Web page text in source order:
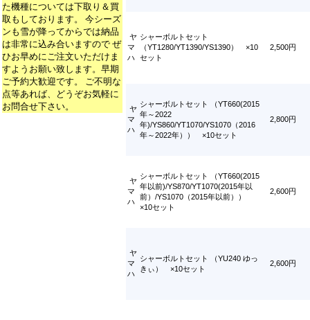
た機種については下取り＆買
取もしております。 今シーズ
ンも雪が降ってからでは納品
は非常に込み合いますので ぜ
ひお早めにご注文いただけま
すようお願い致します。早期
ご予約大歓迎です。 ご不明な
点等あれば、どうぞお気軽に
お問合せ下さい。
ヤ
マ
ハ
シャーボルトセット
（YT1280/YT1390/YS1390） ×10
セット
2,500円
ヤ
マ
ハ
シャーボルトセット （YT660(2015
年～2022
年)/YS860/YT1070/YS1070（2016
年～2022年）） ×10セット
2,800円
ヤ
マ
ハ
シャーボルトセット （YT660(2015
年以前)/YS870/YT1070(2015年以
前）/YS1070（2015年以前））
×10セット
2,600円
ヤ
マ
ハ
シャーボルトセット （YU240 ゆっ
きぃ） ×10セット
2,600円